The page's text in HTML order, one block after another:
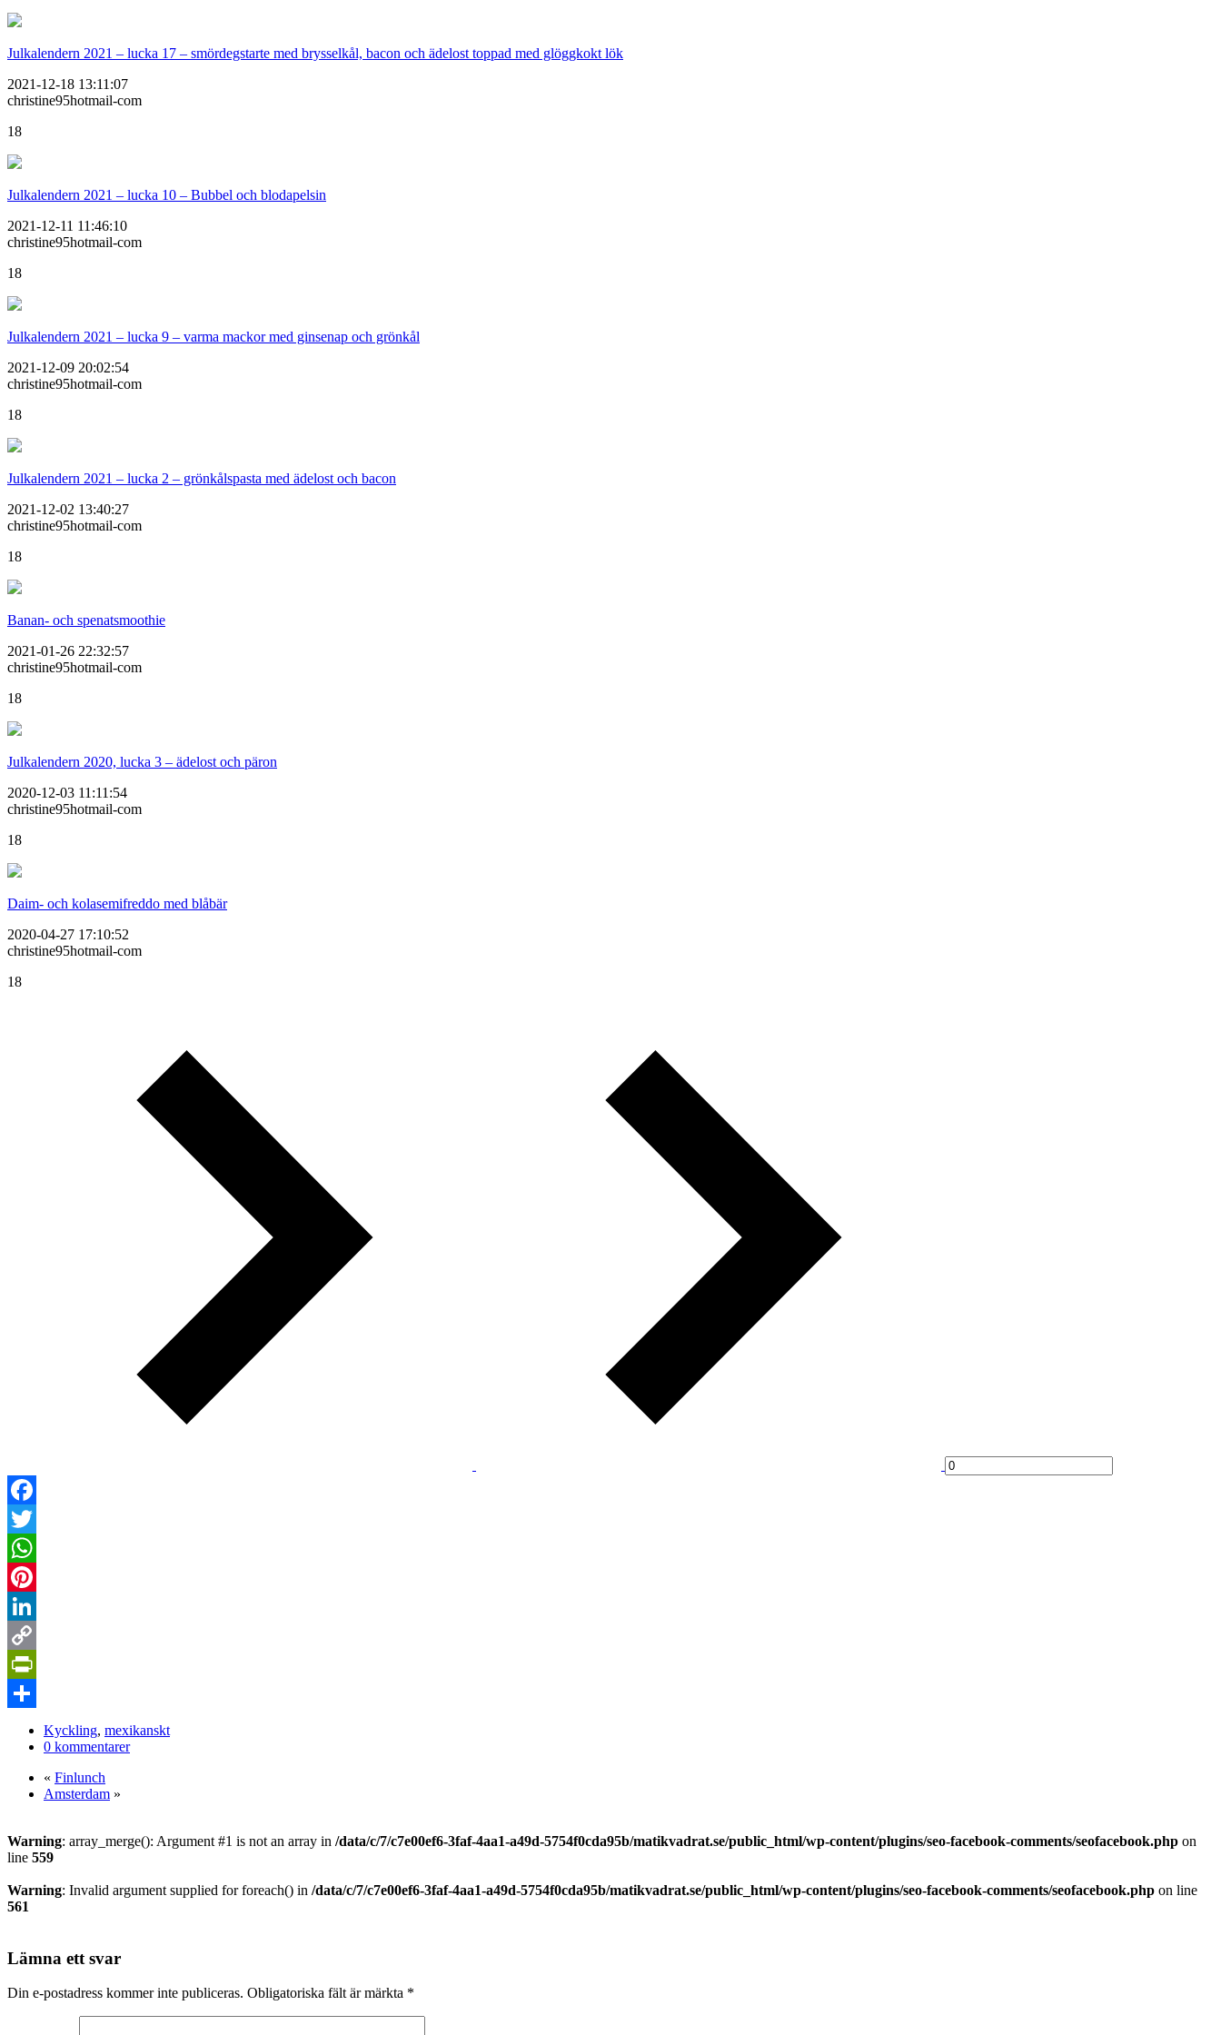
Julkalendern 2021 – lucka 17 – smördegstarte med brysselkål, bacon och ädelost toppad med glöggkokt lök
2021-12-18 13:11:07
christine95hotmail-com
18
Julkalendern 2021 – lucka 10 – Bubbel och blodapelsin
2021-12-11 11:46:10
christine95hotmail-com
18
Julkalendern 2021 – lucka 9 – varma mackor med ginsenap och grönkål
2021-12-09 20:02:54
christine95hotmail-com
18
Julkalendern 2021 – lucka 2 – grönkålspasta med ädelost och bacon
2021-12-02 13:40:27
christine95hotmail-com
18
Banan- och spenatsmoothie
2021-01-26 22:32:57
christine95hotmail-com
18
Julkalendern 2020, lucka 3 – ädelost och päron
2020-12-03 11:11:54
christine95hotmail-com
18
Daim- och kolasemifreddo med blåbär
2020-04-27 17:10:52
christine95hotmail-com
18
Facebook
Twitter
WhatsApp
Pinterest
LinkedIn
Copy
Link
PrintFriendly
Kyckling, mexikanskt
0 kommentarer
« Finlunch
Amsterdam »
Warning: array_merge(): Argument #1 is not an array in /data/c/7/c7e00ef6-3faf-4aa1-a49d-5754f0cda95b/matikvadrat.se/public_html/wp-content/plugins/seo-facebook-comments/seofacebook.php on
line 559
Warning: Invalid argument supplied for foreach() in /data/c/7/c7e00ef6-3faf-4aa1-a49d-5754f0cda95b/matikvadrat.se/public_html/wp-content/plugins/seo-facebook-comments/seofacebook.php on line
561
Lämna ett svar
Din e-postadress kommer inte publiceras. Obligatoriska fält är märkta *